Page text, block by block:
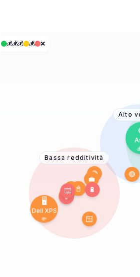
💰💰💰 💰 ❌
Alto
Bassa redditività
Dell XPS
💸
🔴
🟢
🪟
🌐 🎮
📱
📓
🔋
⌨️